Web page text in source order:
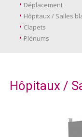
Déplacement
Hôpitaux / Salles
Clapets
Plénums
Hôpitaux /